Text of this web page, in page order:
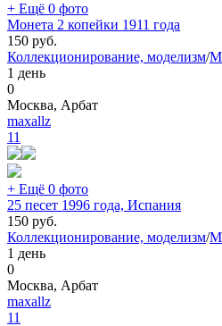
+ Ещё 0 фото
Монета 2 копейки 1911 года
150 руб.
Коллекционирование, моделизм/
1 день
0
Москва, Арбат
maxallz
11
+ Ещё 0 фото
25 песет 1996 года, Испания
150 руб.
Коллекционирование, моделизм/
1 день
0
Москва, Арбат
maxallz
11